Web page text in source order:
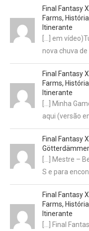
Final Fantasy
Farms,
Itinerante
[…] em
nova chuva
Final Fantasy
Farms,
Itinerante
[…] Minha
aqui (versão
Final Fantasy
[…] Mestre –
S e para
Final Fantasy
Farms,
Itinerante
[…] Final